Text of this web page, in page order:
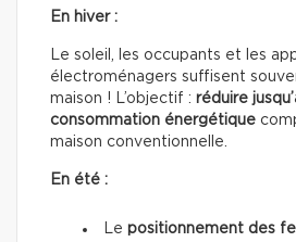
En hiver :
Le soleil, les occupants et les
électroménagers suffisent
maison ! L’objectif : réduire
consommation énergétique
maison conventionnelle.
En été :
Le positionnement des